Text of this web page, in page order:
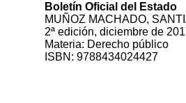
Boletín Oficial del Estado
MUÑOZ MACHADO,
2ª edición, diciembre de
Materia: Derecho público
ISBN: 9788434024427